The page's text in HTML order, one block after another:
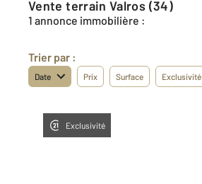
Vente terrain Valros (34)
1 annonce immobilière :
Trier par :
Date Prix Surface Exclusivité
Exclusivité